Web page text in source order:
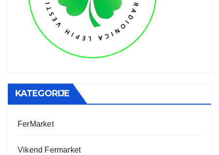
KATEGORIJE
FerMarket
Vikend Fermarket